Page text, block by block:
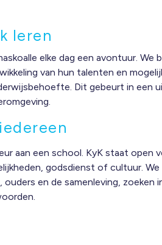
leren
elke dag een avontuur. We
van hun talenten en
Dit gebeurt in een
aan een school. KyK staat open
godsdienst of cultuur. We
ouders en de samenleving, zoeken